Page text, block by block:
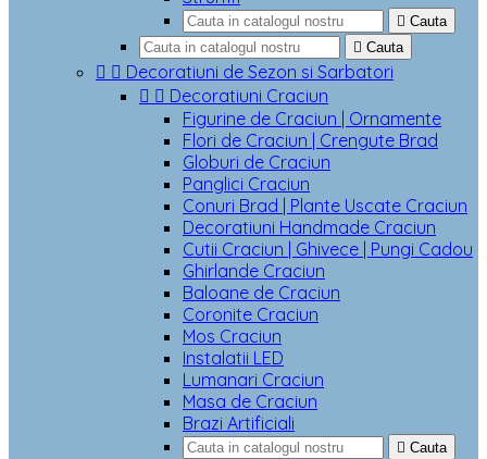
 Cauta
 Cauta
  Decoratiuni de Sezon si Sarbatori
  Decoratiuni Craciun
Figurine de Craciun | Ornamente
Flori de Craciun | Crengute Brad
Globuri de Craciun
Panglici Craciun
Conuri Brad | Plante Uscate Craciun
Decoratiuni Handmade Craciun
Cutii Craciun | Ghivece | Pungi Cadou
Ghirlande Craciun
Baloane de Craciun
Coronite Craciun
Mos Craciun
Instalatii LED
Lumanari Craciun
Masa de Craciun
Brazi Artificiali
 Cauta